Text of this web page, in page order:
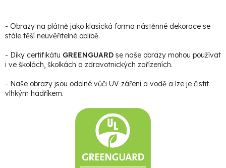
- Obrazy na plátně jako klasická forma nástěnné dekorace se
stále těší neuvěřitelné oblibě.
- Díky certifikátu GREENGUARD se naše obrazy mohou používat
i ve školách, školkách a zdravotnických zařízeních.
- Naše obrazy jsou odolné vůči UV záření a vodě a lze je čistit
vlhkým hadříkem.